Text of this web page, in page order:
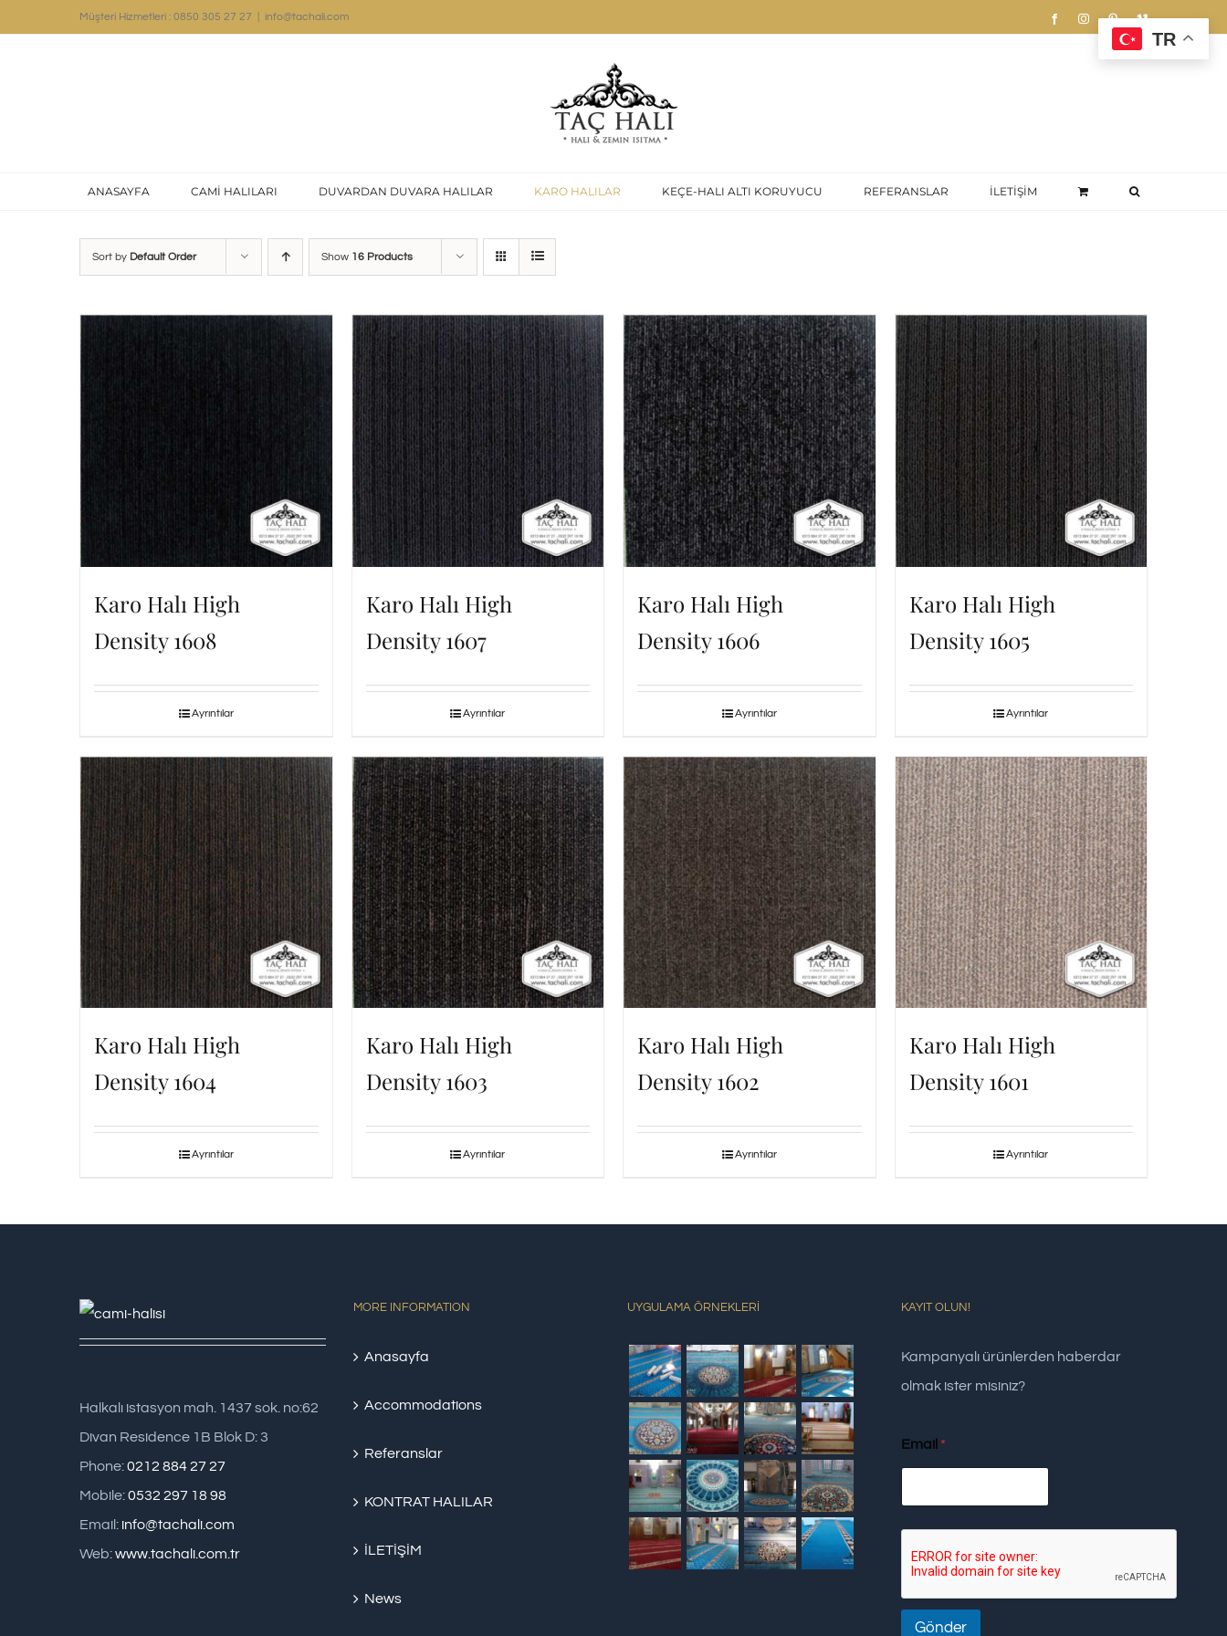
Müşteri Hizmetleri : 0850 305 27 27 info@tachali.com FacebookInstagramPinterestVimeo
ANASAYFA CAMİ HALILARI DUVARDAN DUVARA HALILAR KARO HALILAR KEÇE-HALI ALTI KORUYUCU REFERANSLAR İLETİŞİM
Sort by Default Order Show 16 Products
Karo Halı High
Density 1608
Ayrıntılar
Karo Halı High
Density 1607
Ayrıntılar
Karo Halı High
Density 1606
Ayrıntılar
Karo Halı High
Density 1605
Ayrıntılar
Karo Halı High
Density 1604
Ayrıntılar
Karo Halı High
Density 1603
Ayrıntılar
Karo Halı High
Density 1602
Ayrıntılar
Karo Halı High
Density 1601
Ayrıntılar
Halkalı istasyon mah. 1437 sok. no:62
Divan Residence 1B Blok D: 3
Phone:0212 884 27 27
Mobile:0532 297 18 98
Email: info@tachali.com
Web:www.tachali.com.tr
MORE INFORMATION
Anasayfa
Accommodations
Referanslar
KONTRAT HALILAR
İLETİŞİM
News
UYGULAMA ÖRNEKLERİ KAYIT OLUN!
Kampanyalı ürünlerden haberdar
olmak ister misiniz?
Email *
Gönder
TR